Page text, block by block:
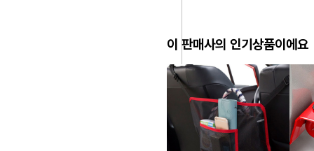
이 판매사의 인기상품이에요